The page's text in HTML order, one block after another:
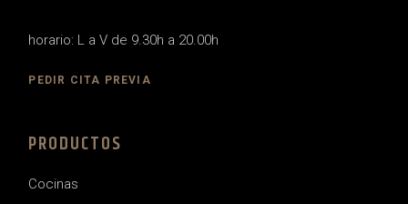
horario: L a V de 9.30h a 20.00h
PEDIR CITA PREVIA
PRODUCTOS
Cocinas